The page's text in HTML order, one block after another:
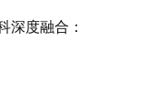
深度融合：